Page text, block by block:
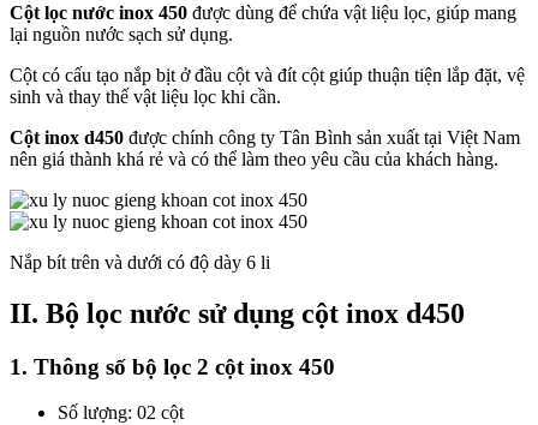
Cột lọc nước inox 450 được dùng để chứa vật liệu lọc, giúp mang
lại nguồn nước sạch sử dụng.
Cột có cấu tạo nắp bịt ở đầu cột và đít cột giúp thuận tiện lắp đặt, vệ
sinh và thay thế vật liệu lọc khi cần.
Cột inox d450 được chính công ty Tân Bình sản xuất tại Việt Nam
nên giá thành khá rẻ và có thể làm theo yêu cầu của khách hàng.
Nắp bít trên và dưới có độ dày 6 li
II. Bộ lọc nước sử dụng cột inox d450
1. Thông số bộ lọc 2 cột inox 450
Số lượng: 02 cột